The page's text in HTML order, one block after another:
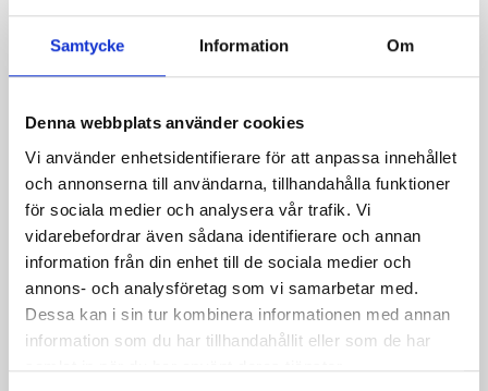
Samtycke Information Om
Denna webbplats använder cookies
Vi använder enhetsidentifierare för att anpassa innehållet
och annonserna till användarna, tillhandahålla funktioner
för sociala medier och analysera vår trafik. Vi
vidarebefordrar även sådana identifierare och annan
information från din enhet till de sociala medier och
annons- och analysföretag som vi samarbetar med.
Dessa kan i sin tur kombinera informationen med annan
information som du har tillhandahållit eller som de har
samlat in när du har använt deras tjänster.
information about the different offers.
partner Park46 in order to complete your order.
Rent a parking space
Service
Norra Stationsgatan 67: 2,4 m